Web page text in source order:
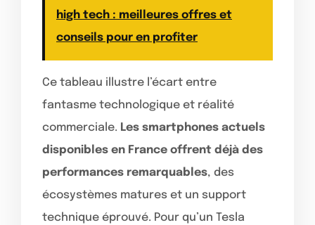
high tech : meilleures offres et
conseils pour en profiter
Ce tableau illustre l’écart entre
fantasme technologique et réalité
commerciale. Les smartphones actuels
disponibles en France offrent déjà des
performances remarquables, des
écosystèmes matures et un support
technique éprouvé. Pour qu’un Tesla